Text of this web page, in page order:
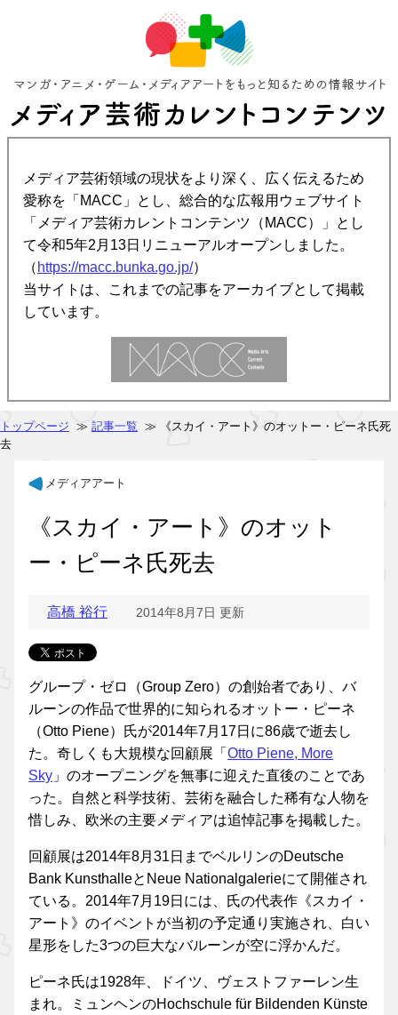
メディア芸術領域の現状をより深く、広く伝えるため
愛称を「MACC」とし、総合的な広報用ウェブサイト
「メディア芸術カレントコンテンツ（MACC）」とし
て令和5年2月13日リニューアルオープンしました。
（ https://macc.bunka.go.jp/）
当サイトは、これまでの記事をアーカイブとして掲載
しています。
トップページ ≫ 記事一覧 ≫ 《スカイ・アート》のオットー・ピーネ氏死
去
メディアアート
《スカイ・アート》のオット
ー・ピーネ氏死去
高橋 裕行 2014年8月7日 更新
グループ・ゼロ（Group Zero）の創始者であり、バ
ルーンの作品で世界的に知られるオットー・ピーネ
（Otto Piene）氏が2014年7月17日に86歳で逝去し
た。奇しくも大規模な回顧展「 Otto Piene, More
Sky 」のオープニングを無事に迎えた直後のことであ
った。自然と科学技術、芸術を融合した稀有な人物を
惜しみ、欧米の主要メディアは追悼記事を掲載した。
回顧展は2014年8月31日までベルリンのDeutsche
Bank KunsthalleとNeue Nationalgalerieにて開催され
ている。2014年7月19日には、氏の代表作《スカイ・
アート》のイベントが当初の予定通り実施され、白い
星形をした3つの巨大なバルーンが空に浮かんだ。
ピーネ氏は1928年、ドイツ、ヴェストファーレン生
まれ。ミュンヘンのHochschule für Bildenden Künste